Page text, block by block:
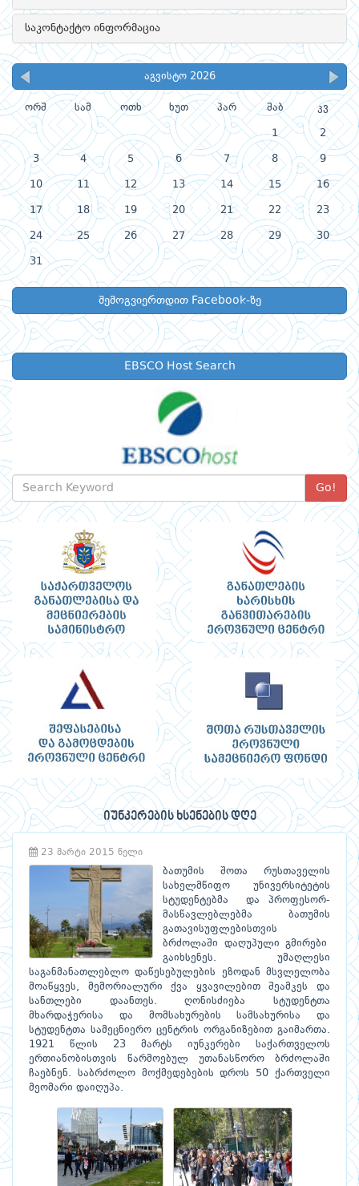
საკონტაქტო ინფორმაცია
აგვისტო 2026
ორშ სამ ოთხ ხუთ პარ შაბ კვ
1 2
3 4 5 6 7 8 9
10 11 12 13 14 15 16
17 18 19 20 21 22 23
24 25 26 27 28 29 30
31
შემოგვიერთდით Facebook-ზე
EBSCO Host Search
Go!
იუნკერების ხსენების დღე
23 მარტი 2015 წელი
ბათუმის შოთა რუსთაველის
სახელმწიფო უნივერსიტეტის
სტუდენტებმა და პროფესორ-
მასწავლებლებმა ბათუმის
გათავისუფლებისთვის
ბრძოლაში დაღუპული გმირები
გაიხსენეს. უმაღლესი
საგანმანათლებლო დაწესებულების ეზოდან მსვლელობა
მოაწყვეს, მემორიალური ქვა ყვავილებით შეამკეს და
სანთლები დაანთეს. ღონისძიება სტუდენტთა
მხარდაჭერისა და მომსახურების სამსახურისა და
სტუდენტთა სამეცნიერო ცენტრის ორგანიზებით გაიმართა.
1921 წლის 23 მარტს იუნკერები საქართველოს
ერთიანობისთვის წარმოებულ უთანასწორო ბრძოლაში
ჩაებნენ. საბრძოლო მოქმედებების დროს 50 ქართველი
მეომარი დაიღუპა.